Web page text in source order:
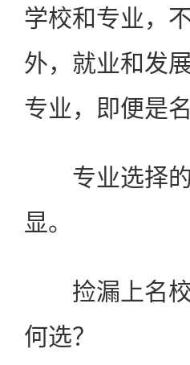
学校和专业，
外，就业和发
专业，即便是
专业选择的
显。
捡漏上名校
何选？